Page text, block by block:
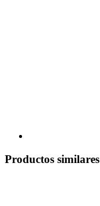
Productos similares